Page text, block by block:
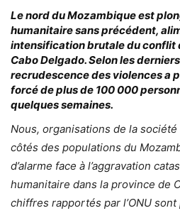
Le nord du Mozambique est
humanitaire sans précédent,
intensification brutale du conflit
Cabo Delgado. Selon les
recrudescence des violences a
forcé de plus de 100 000
quelques semaines.
Nous, organisations de la
côtés des populations du
d’alarme face à l’aggravation
humanitaire dans la province de
chiffres rapportés par l’ONU